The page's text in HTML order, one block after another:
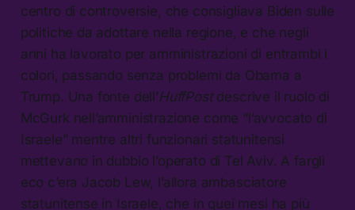
centro di controversie, che consigliava Biden sulle
politiche da adottare nella regione, e che negli
anni ha lavorato per amministrazioni di entrambi i
colori, passando senza problemi da Obama a
Trump. Una fonte dell’HuffPost descrive il ruolo di
McGurk nell’amministrazione come “l’avvocato di
Israele” mentre altri funzionari statunitensi
mettevano in dubbio l’operato di Tel Aviv. A fargli
eco c’era Jacob Lew, l’allora ambasciatore
statunitense in Israele, che in quei mesi ha più